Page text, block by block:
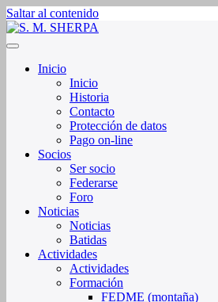
Saltar al contenido
S. M. SHERPA
Sociedad de Montaña Sherpa de La Rioja
Inicio
Inicio
Historia
Contacto
Protección de datos
Pago on-line
Socios
Ser socio
Federarse
Foro
Noticias
Noticias
Batidas
Actividades
Actividades
Formación
FEDME (montaña)